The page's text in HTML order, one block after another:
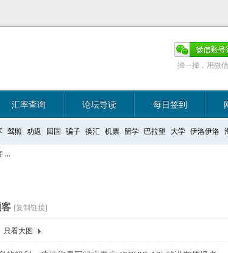
掃一掃，用微
汇率查询 论坛导读 每日签到
驾照 劝返 回国 骗子 换汇 机票 留学 巴拉望 大学 伊洛伊洛
...
[复制链接]
只看大图